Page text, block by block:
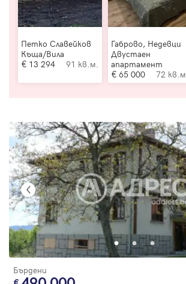
Петко Славейков
Къща/Вила
13 294
91 кв.м.
Габрово, Недевци
Двустаен
апартамент
65 000
72 кв.м.
Бърдени